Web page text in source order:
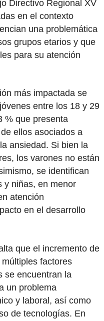
Directivo Regional XV
en el contexto
una problemática
grupos etarios y que
para su atención
más impactada se
entre los 18 y 29
% que presenta
ellos asociados a
ansiedad. Si bien la
los varones no están
se identifican
y niñas, en menor
atención
en el desarrollo
que el incremento de
factores
se encuentran la
un problema
y laboral, así como
de tecnologías. En